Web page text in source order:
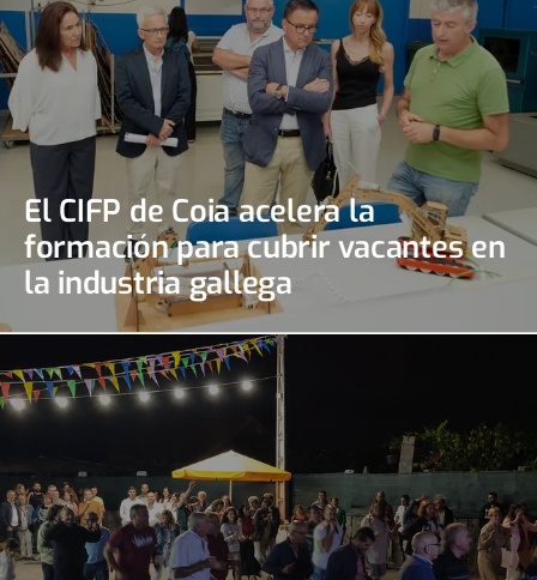
El CIFP de Coia acelera la
formación para cubrir vacantes en
la industria gallega